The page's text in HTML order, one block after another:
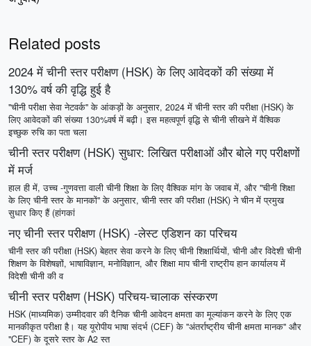
Related posts
2024 में चीनी स्तर परीक्षण (HSK) के लिए आवेदकों की संख्या में
130% वर्ष की वृद्धि हुई है
"चीनी परीक्षा सेवा नेटवर्क" के आंकड़ों के अनुसार, 2024 में चीनी स्तर की परीक्षा (HSK) के
लिए आवेदकों की संख्या 130%वर्ष में बढ़ी। इस महत्वपूर्ण वृद्धि से चीनी सीखने में वैश्विक
इच्छुक रुचि का पता चला
चीनी स्तर परीक्षण (HSK) सुधार: लिखित परीक्षाओं और बोले गए परीक्षणों
में मर्ज
हाल ही में, उच्च -गुणवत्ता वाली चीनी शिक्षा के लिए वैश्विक मांग के जवाब में, और "चीनी शिक्षा
के लिए चीनी स्तर के मानकों" के अनुसार, चीनी स्तर की परीक्षा (HSK) ने चीन में प्रमुख
सुधार किए हैं (हांगकां
नए चीनी स्तर परीक्षण (HSK) -लेस्ट एडिशन का परिचय
चीनी स्तर की परीक्षा (HSK) बेहतर सेवा करने के लिए चीनी शिक्षार्थियों, चीनी और विदेशी चीनी
शिक्षण के विशेषज्ञों, भाषाविज्ञान, मनोविज्ञान, और शिक्षा माप चीनी राष्ट्रीय हान कार्यालय में
विदेशी चीनी की व
चीनी स्तर परीक्षण (HSK) परिचय-चालाक संस्करण
HSK (माध्यमिक) उम्मीदवार की दैनिक चीनी आवेदन क्षमता का मूल्यांकन करने के लिए एक
मानकीकृत परीक्षा है। यह यूरोपीय भाषा संदर्भ (CEF) के "अंतर्राष्ट्रीय चीनी क्षमता मानक" और
"CEF) के दूसरे स्तर के A2 स्त